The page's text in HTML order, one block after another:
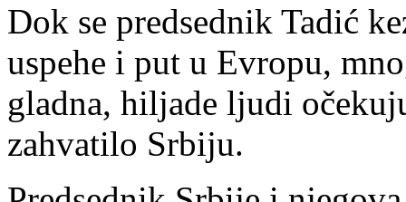
Dok se predsednik Tadić
uspehe i put u Evropu,
gladna, hiljade ljudi
zahvatilo Srbiju.